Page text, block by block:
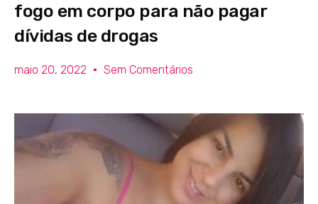
fogo em corpo para não pagar
dívidas de drogas
maio 20, 2022 Sem Comentários